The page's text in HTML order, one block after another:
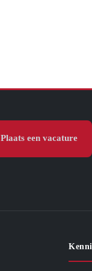
Plaats een vacature